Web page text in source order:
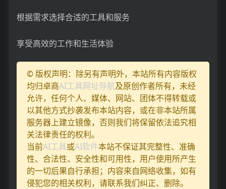
根据需求选择合适的工具和服务
享受高效的工作和生活体验
© 版权声明：除另有声明外，本站所有内容版权
均归卓商AI工具网址导航及原创作者所有，未经
允许，任何个人、媒体、网站、团体不得转载或
以其他方式抄袭发布本站内容，或在非本站所属
服务器上建立镜像，否则我们将保留依法追究相
关法律责任的权利。
当前AI工具或AI软件本站不保证其完整性、准确
性、合法性、安全性和可用性，用户使用所产生
的一切后果自行承担；内容来自网络收集，如有
侵犯您的相关权利，请联系我们纠正、删除。